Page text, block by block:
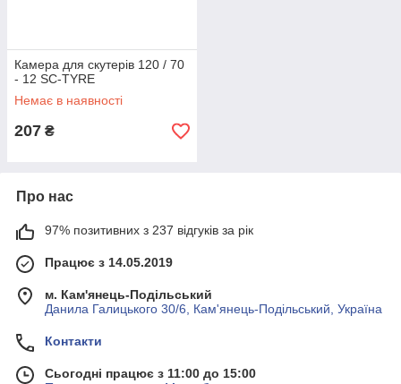
Камера для скутерів 120 / 70
- 12 SC-TYRE
Немає в наявності
207 ₴
Про нас
97% позитивних з 237 відгуків за рік
Працює з 14.05.2019
м. Кам'янець-Подільський
Данила Галицького 30/6, Кам'янець-Подільський, Україна
Контакти
Сьогодні працює з 11:00 до 15:00